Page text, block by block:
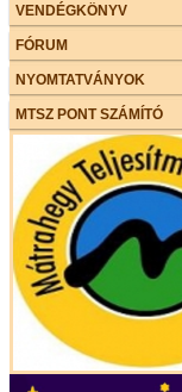
VENDÉGKÖNYV
FÓRUM
NYOMTATVÁNYOK
MTSZ PONT SZÁMÍTÓ